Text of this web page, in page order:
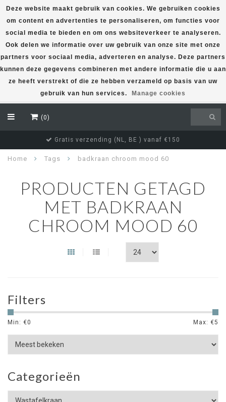
(0)
Gratis verzending (NL, BE ) vanaf €150
Home Tags badkraan chroom mood 60
PRODUCTEN GETAGD
MET BADKRAAN
CHROOM MOOD 60
Filters
Min: €0 Max: €5
Categorieën
Deze website maakt gebruik van cookies. We gebruiken cookies
om content en advertenties te personaliseren, om functies voor
social media te bieden en om ons websiteverkeer te analyseren.
Ook delen we informatie over uw gebruik van onze site met onze
partners voor sociaal media, adverteren en analyse. Deze partners
kunnen deze gegevens combineren met andere informatie die u aan
ze heeft verstrekt of die ze hebben verzameld op basis van uw
gebruik van hun services.
Manage cookies